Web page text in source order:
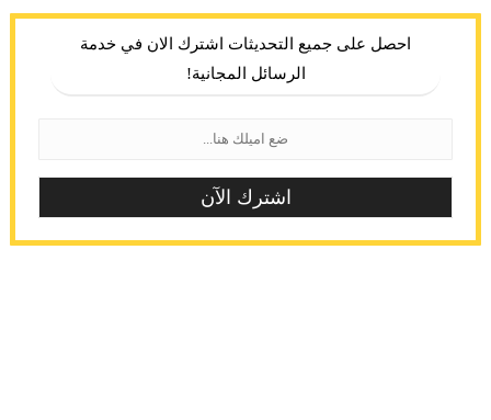
احصل على جميع التحديثات اشترك الان في خدمة
الرسائل المجانية!